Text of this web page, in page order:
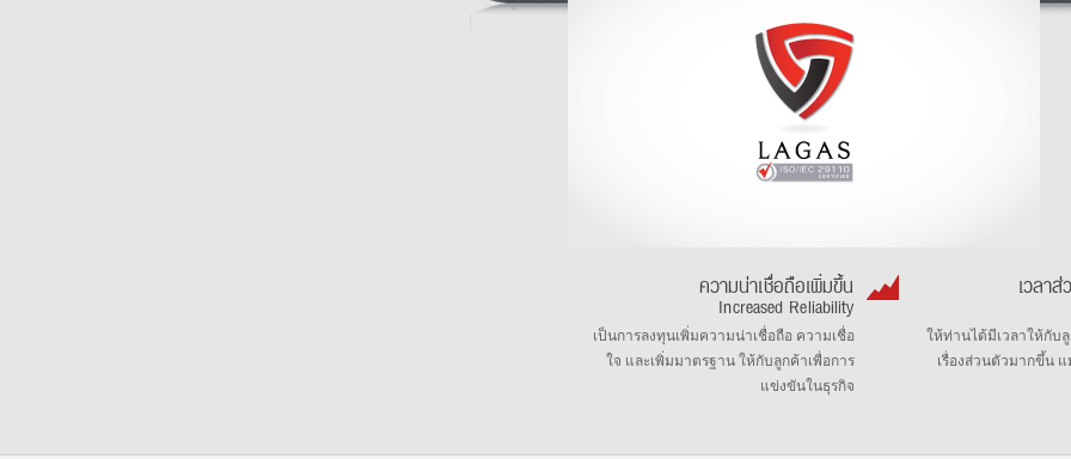
ความน่าเชื่อถือเพิ่มขึ้น
Increased Reliability
เป็นการลงทุนเพิ่มความน่าเชื่อถือ ความเชื่อ
ใจ และเพิ่มมาตรฐาน ให้กับลูกค้าเพื่อการ
แข่งขันในธุรกิจ
เวลา
ให้ท่านได้มีเวลาให้กับ
เรื่องส่วนตัวมากขึ้น